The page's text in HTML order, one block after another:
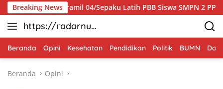
Langsung
ke
konten
Breaking News
Koramil 04/Sepaku Latih PBB Siswa SMPN 2 PPU
https://radarnus
antara.net
Beranda Opini Kesehatan Pendidikan Politik BUMN
Beranda Opini